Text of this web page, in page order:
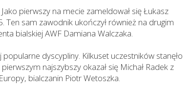
pierwszy na mecie zameldował się Łukasz
Ten sam zawodnik ukończył również na drugim
bialskiej AWF Damiana Walczaka.
dyscypliny. Kilkuset uczestników stanęło
najszybszy okazał się Michał Radek z
bialczanin Piotr Wetoszka.